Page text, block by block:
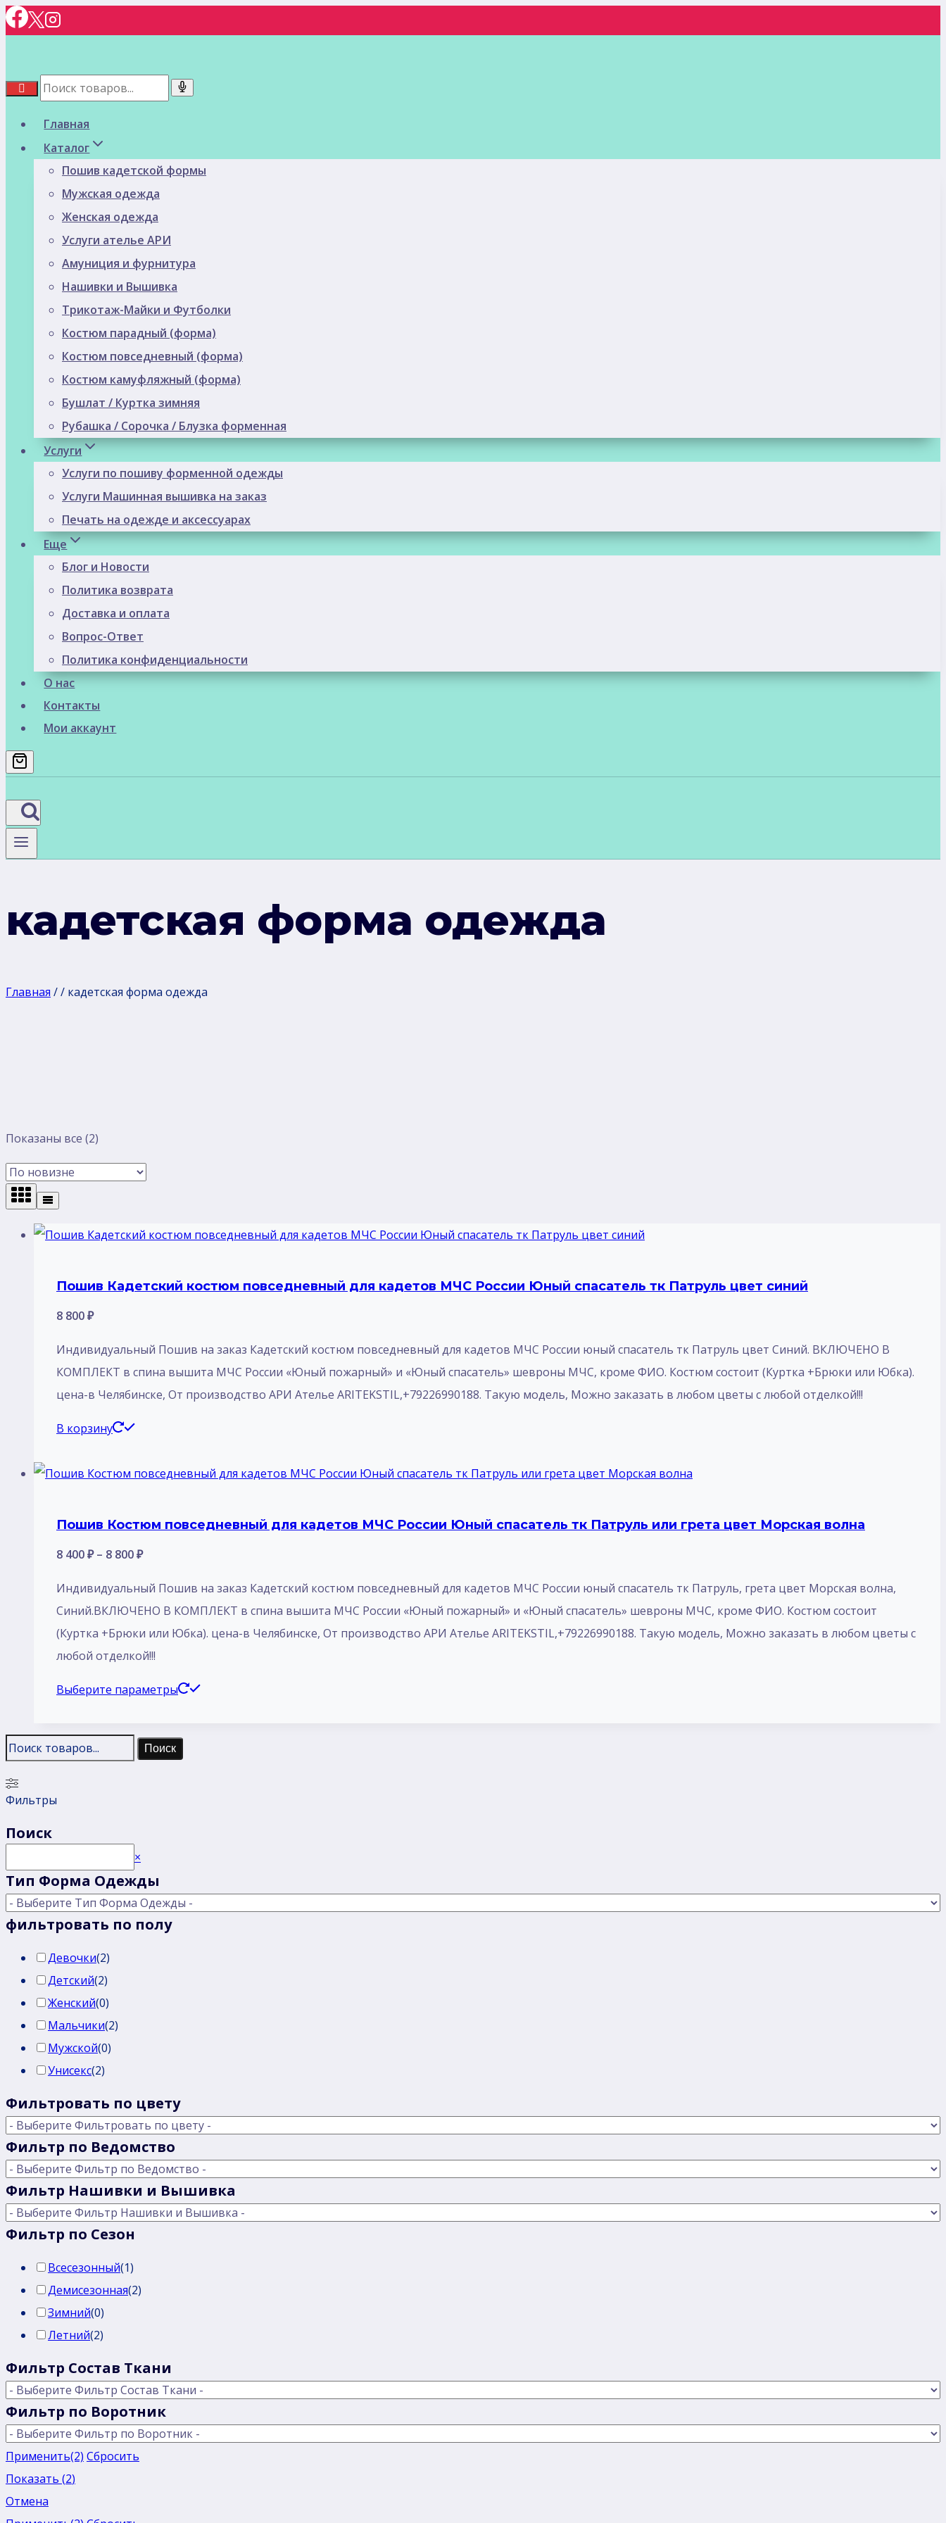
Перейти
к
Главная
Каталог
Пошив кадетской формы
Мужская одежда
Женская одежда
Услуги ателье АРИ
Амуниция и фурнитура
Нашивки и Вышивка
Трикотаж-Майки и Футболки
Костюм парадный (форма)
Костюм повседневный (форма)
Костюм камуфляжный (форма)
Бушлат / Куртка зимняя
Рубашка / Сорочка / Блузка форменная
Услуги
Услуги по пошиву форменной одежды
Услуги Машинная вышивка на заказ
Печать на одежде и аксессуарах
Еще
Блог и Новости
Политика возврата
Доставка и оплата
Вопрос-Ответ
Политика конфиденциальности
О нас
Контакты
Мои аккаунт
кадетская форма одежда
Главная // кадетская форма одежда
Показаны все (2)
самые
недавние
Пошив Кадетский костюм повседневный для кадетов МЧС России Юный спасатель тк Патруль цвет синий
8 800₽
Индивидуальный Пошив на заказ Кадетский костюм повседневный для кадетов МЧС России юный спасатель тк Патруль цвет Синий. ВКЛЮЧЕНО В
КОМПЛЕКТ в спина вышита МЧС России «Юный пожарный» и «Юный спасатель» шевроны МЧС, кроме ФИО. Костюм состоит (Куртка +Брюки или Юбка).
цена-в Челябинске, От производство АРИ Ателье ARITEKSTIL,+79226990188. Такую модель, Mожно заказать в любом цветы с любой отделкой!!!
В корзину
Пошив Костюм повседневный для кадетов МЧС России Юный спасатель тк Патруль или грета цвет Морская волна
8 400₽ – 8 800₽Диапазон
800 ₽
Индивидуальный Пошив на заказ Кадетский костюм повседневный для кадетов МЧС России юный спасатель тк Патруль, грета цвет Морская волна,
Синий.ВКЛЮЧЕНО В КОМПЛЕКТ в спина вышита МЧС России «Юный пожарный» и «Юный спасатель» шевроны МЧС, кроме ФИО. Костюм состоит
(Куртка +Брюки или Юбка). цена-в Челябинске, От производство АРИ Ателье ARITEKSTIL,+79226990188. Такую модель, Mожно заказать в любом цветы с
любой отделкой!!!
Выберите параметры
Этот
странице
товара.
Поиск
Фильтры
Поиск
×
Тип Форма Одежды
фильтровать по полу
Девочки(2)
Детский(2)
Женский(0)
Мальчики(2)
Мужской(0)
Унисекс(2)
Фильтровать по цвету
Фильтр по Ведомство
Фильтр Нашивки и Вышивка
Фильтр по Сезон
Всесезонный(1)
Демисезонная(2)
Зимний(0)
Летний(2)
Фильтр Состав Ткани
Фильтр по Воротник
Применить(2) Сбросить
Показать (2)
Отмена